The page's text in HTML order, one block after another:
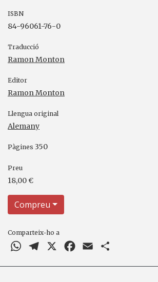
ISBN
84-96061-76-0
Traducció
Ramon Monton
Editor
Ramon Monton
Llengua original
Alemany
Pàgines 350
Preu
18,00 €
Compreu
Comparteix-ho a
WhatsAppTelegram Facebook
Email